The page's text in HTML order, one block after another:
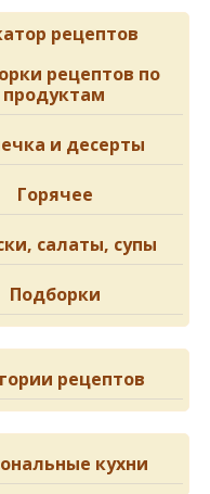
рецептов
рецептов по
продуктам
и десерты
Горячее
салаты, супы
Подборки
рецептов
кухни